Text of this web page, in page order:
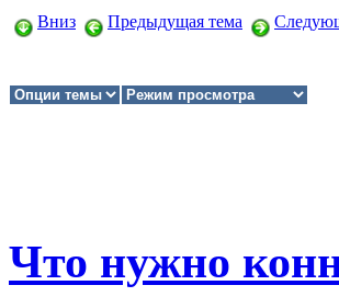
Вниз Предыдущая тема
Что нужно